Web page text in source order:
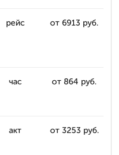
рейс от 6913 руб.
час от 864 руб.
акт от 3253 руб.